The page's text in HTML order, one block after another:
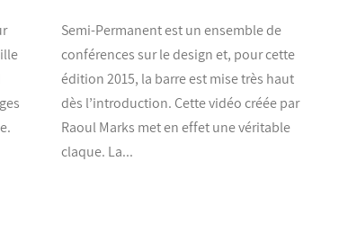
Semi-Permanent est un ensemble de
conférences sur le design et, pour cette
édition 2015, la barre est mise très haut
dès l’introduction. Cette vidéo créée par
Raoul Marks met en effet une véritable
claque. La...